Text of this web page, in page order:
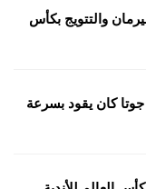
والتتويج بكأس
كان يقود بسرعة